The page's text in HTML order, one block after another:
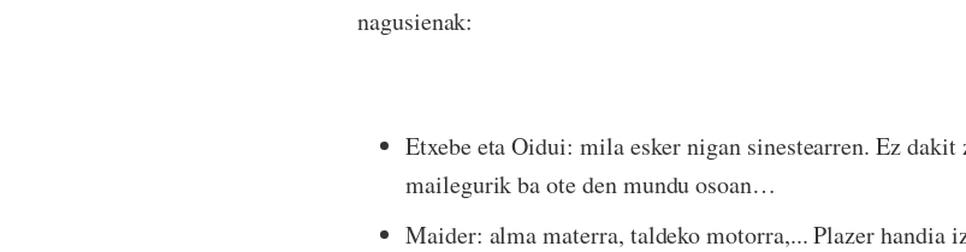
nagusienak:
Etxebe eta Oidui: mila esker nigan sinestearren. Ez
mailegurik ba ote den mundu osoan…
Maider: alma materra, taldeko motorra,... Plazer handia